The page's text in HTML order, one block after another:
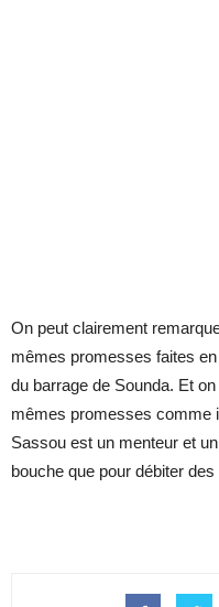
On peut clairement
mêmes promesses faites
du barrage de Sounda. Et
mêmes promesses comme
Sassou est un menteur et
bouche que pour débiter des